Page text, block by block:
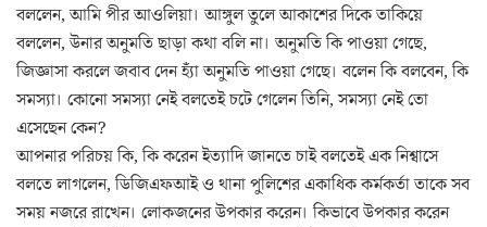
বললেন, আমি পীর আওলিয়া। আঙ্গুল তুলে আকাশের দিকে তাকিয়ে
বললেন, উনার অনুমতি ছাড়া কথা বলি না। অনুমতি কি পাওয়া গেছে,
জিজ্ঞাসা করলে জবাব দেন হ্যাঁ অনুমতি পাওয়া গেছে। বলেন কি বলবেন, কি
সমস্যা। কোনো সমস্যা নেই বলতেই চটে গেলেন তিনি, সমস্যা নেই তো
এসেছেন কেন?
আপনার পরিচয় কি, কি করেন ইত্যাদি জানতে চাই বলতেই এক নিশ্বাসে
বলতে লাগলেন, ডিজিএফআই ও থানা পুলিশের একাধিক কর্মকর্তা তাকে সব
সময় নজরে রাখেন। লোকজনের উপকার করেন। কিভাবে উপকার করেন